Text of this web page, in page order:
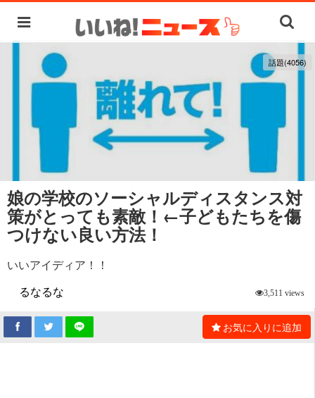
話題(4056)
娘の学校のソーシャルディスタンス対
策がとっても素敵！←子どもたちを傷
つけない良い方法！
いいアイディア！！
るなるな
3,511 views
お気に入りに追加